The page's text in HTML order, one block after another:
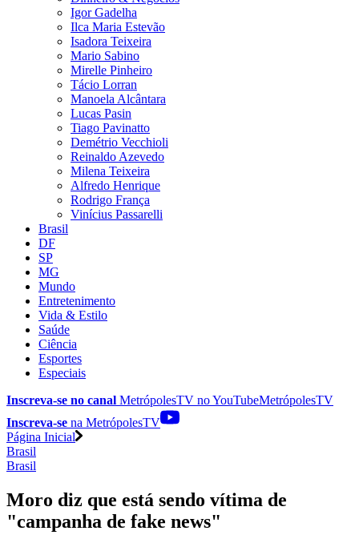
Igor Gadelha
Ilca Maria Estevão
Isadora Teixeira
Mario Sabino
Mirelle Pinheiro
Tácio Lorran
Manoela Alcântara
Lucas Pasin
Tiago Pavinatto
Demétrio Vecchioli
Reinaldo Azevedo
Milena Teixeira
Alfredo Henrique
Rodrigo França
Vinícius Passarelli
Brasil
DF
SP
MG
Mundo
Entretenimento
Vida & Estilo
Saúde
Ciência
Esportes
Especiais
Inscreva-se no canal MetrópolesTV noYouTubeMetrópolesTV
Inscreva-se na MetrópolesTV
Página Inicial
Brasil
Brasil
Moro diz que está sendo vítima de
"campanha de fake news"